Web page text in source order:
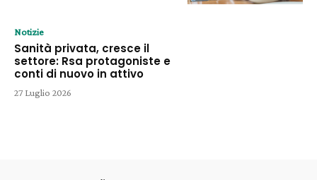
Notizie
Sanità privata, cresce il
settore: Rsa protagoniste e
conti di nuovo in attivo
27 Luglio 2026